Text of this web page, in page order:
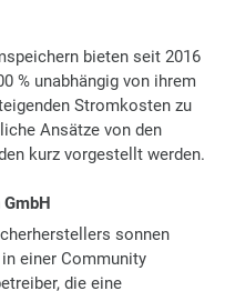
bieten seit 2016
% unabhängig von ihrem
Stromkosten zu
Ansätze von den
kurz vorgestellt werden.
sonnen
einer Community
die eine